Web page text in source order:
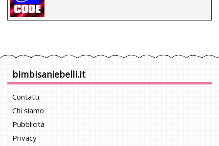
bimbisaniebelli.it
Contatti
Chi siamo
Pubblicità
Privacy